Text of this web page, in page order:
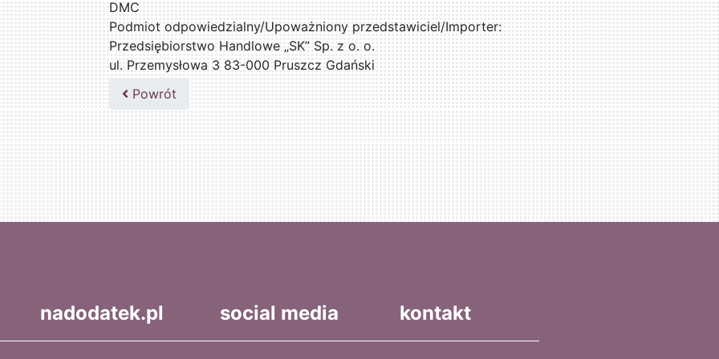
DMC
Podmiot odpowiedzialny/Upoważniony przedstawiciel/Importer:
Przedsiębiorstwo Handlowe „SK” Sp. z o. o.
ul. Przemysłowa 3 83-000 Pruszcz Gdański
509076255
Powrót
nadodatek.pl social media kontakt